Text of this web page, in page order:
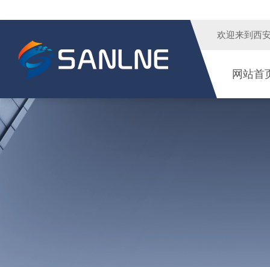
欢迎来到 西
网站首